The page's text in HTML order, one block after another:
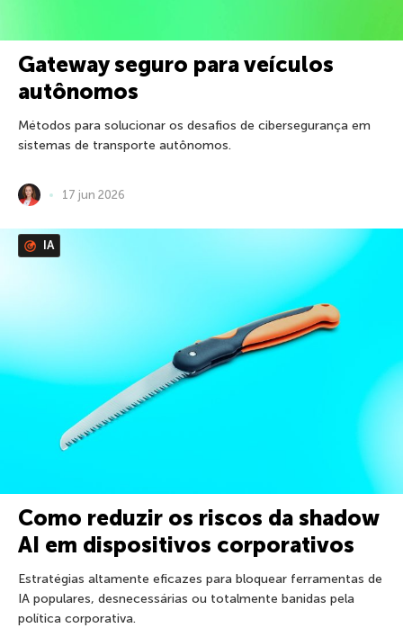
Gateway seguro para veículos
autônomos
Métodos para solucionar os desafios de cibersegurança em
sistemas de transporte autônomos.
17 jun 2026
IA
Como reduzir os riscos da shadow
AI em dispositivos corporativos
Estratégias altamente eficazes para bloquear ferramentas de
IA populares, desnecessárias ou totalmente banidas pela
política corporativa.